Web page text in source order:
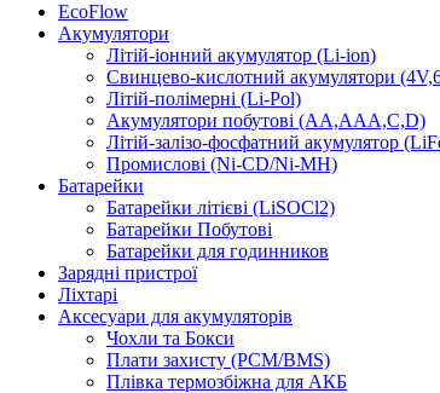
EcoFlow
Акумулятори
Літій-іонний акумулятор (Li-ion)
Свинцево-кислотний акумулятори
Літій-полімерні (Li-Pol)
Акумулятори побутові (AA,AAA,C,D)
Літій-залізо-фосфатний акумулятор
Промислові (Ni-CD/Ni-MH)
Батарейки
Батарейки літієві (LiSOCl2)
Батарейки Побутові
Батарейки для годинников
Зарядні пристрої
Ліхтарі
Аксесуари для акумуляторів
Чохли та Бокси
Плати захисту (PCM/BMS)
Плівка термозбіжна для АКБ